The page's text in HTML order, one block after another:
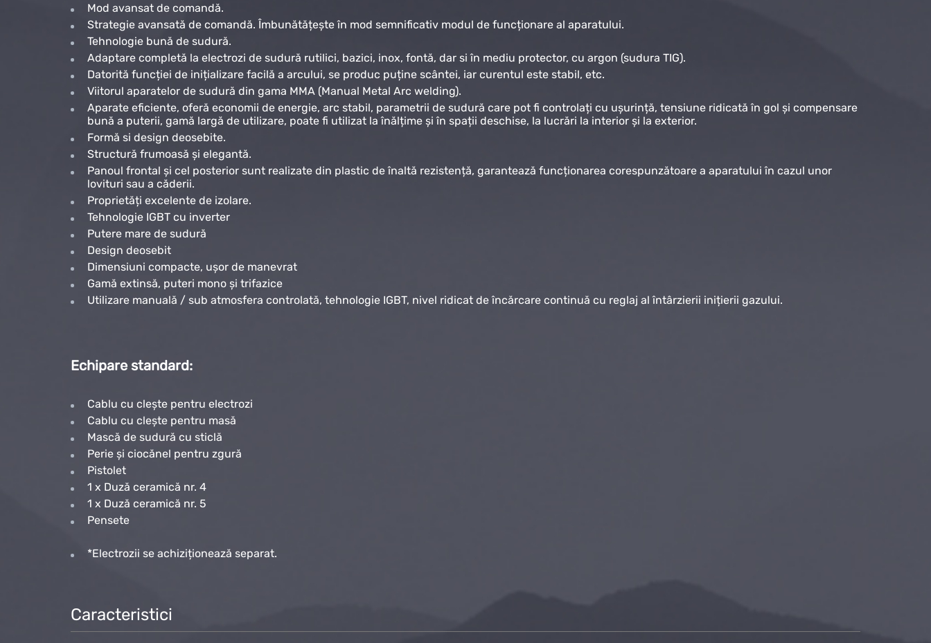
Mod avansat de comandă.
Strategie avansată de comandă. Îmbunătățește în mod semnificativ modul de funcționare al aparatului.
Tehnologie bună de sudură.
Adaptare completă la electrozi de sudură rutilici, bazici, inox, fontă, dar si în mediu protector, cu argon (sudura TIG).
Datorită funcției de inițializare facilă a arcului, se produc puține scântei, iar curentul este stabil, etc.
Viitorul aparatelor de sudură din gama MMA (Manual Metal Arc welding).
Aparate eficiente, oferă economii de energie, arc stabil, parametrii de sudură care pot fi controlați cu ușurință, tensiune ridicată în gol și compensare
bună a puterii, gamă largă de utilizare, poate fi utilizat la înălțime și în spații deschise, la lucrări la interior și la exterior.
Formă si design deosebite.
Structură frumoasă și elegantă.
Panoul frontal și cel posterior sunt realizate din plastic de înaltă rezistență, garantează funcționarea corespunzătoare a aparatului în cazul unor
lovituri sau a căderii.
Proprietăți excelente de izolare.
Tehnologie IGBT cu inverter
Putere mare de sudură
Design deosebit
Dimensiuni compacte, ușor de manevrat
Gamă extinsă, puteri mono și trifazice
Utilizare manuală / sub atmosfera controlată, tehnologie IGBT, nivel ridicat de încărcare continuă cu reglaj al întârzierii inițierii gazului.
Echipare standard:
Cablu cu clește pentru electrozi
Cablu cu clește pentru masă
Mască de sudură cu sticlă
Perie și ciocănel pentru zgură
Pistolet
1 x Duză ceramică nr. 4
1 x Duză ceramică nr. 5
Pensete
*Electrozii se achiziționează separat.
Caracteristici